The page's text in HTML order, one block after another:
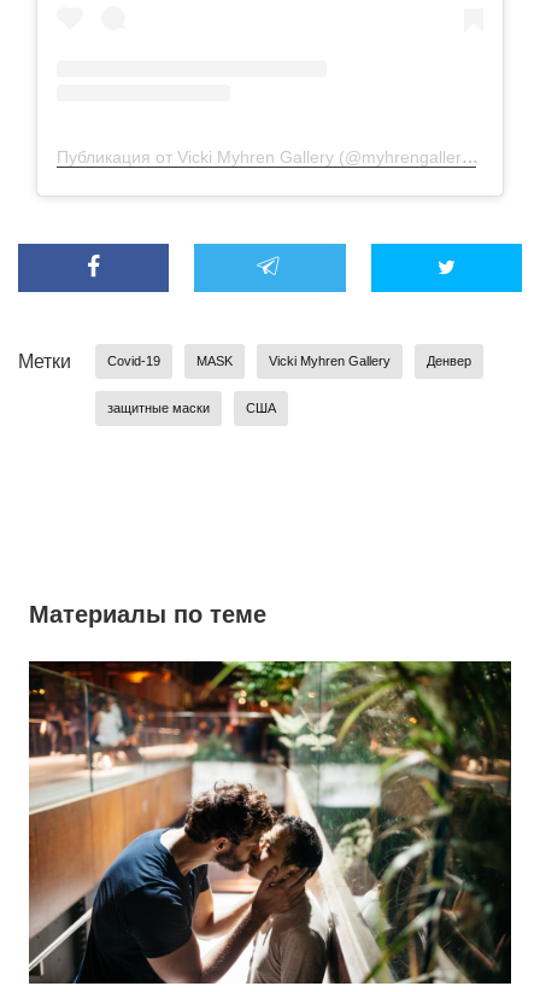
Публикация от Vicki Myhren Gallery (@myhrengallery)
Метки Covid-19 MASK Vicki Myhren Gallery Денвер
защитные маски США
Материалы по теме